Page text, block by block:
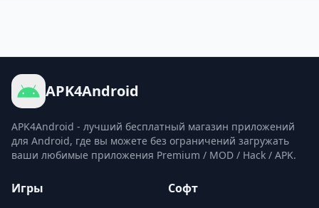
APK4Android
APK4Android - лучший бесплатный магазин приложений
для Android, где вы можете без ограничений загружать
ваши любимые приложения Premium / MOD / Hack / APK.
Игры Софт